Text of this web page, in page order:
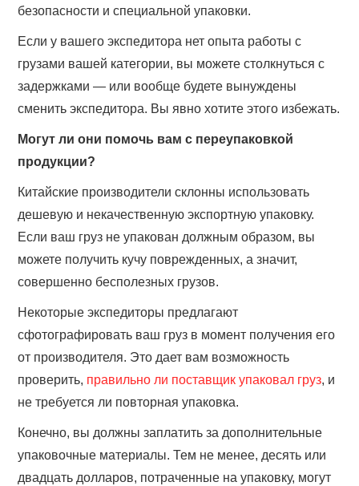
безопасности и специальной упаковки.
Если у вашего экспедитора нет опыта работы с
грузами вашей категории, вы можете столкнуться с
задержками — или вообще будете вынуждены
сменить экспедитора. Вы явно хотите этого избежать.
Могут ли они помочь вам с переупаковкой
продукции?
Китайские производители склонны использовать
дешевую и некачественную экспортную упаковку.
Если ваш груз не упакован должным образом, вы
можете получить кучу поврежденных, а значит,
совершенно бесполезных грузов.
Некоторые экспедиторы предлагают
сфотографировать ваш груз в момент получения его
от производителя. Это дает вам возможность
проверить, правильно ли поставщик упаковал груз, и
не требуется ли повторная упаковка.
Конечно, вы должны заплатить за дополнительные
упаковочные материалы. Тем не менее, десять или
двадцать долларов, потраченные на упаковку, могут